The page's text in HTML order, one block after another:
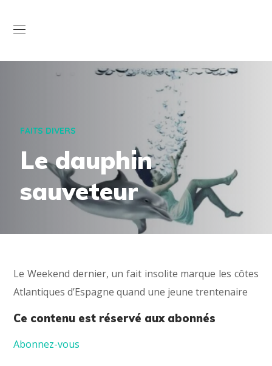
FAITS DIVERS
Le dauphin
sauveteur
Le Weekend dernier, un fait insolite marque les côtes
Atlantiques d’Espagne quand une jeune trentenaire
Ce contenu est réservé aux abonnés
Abonnez-vous